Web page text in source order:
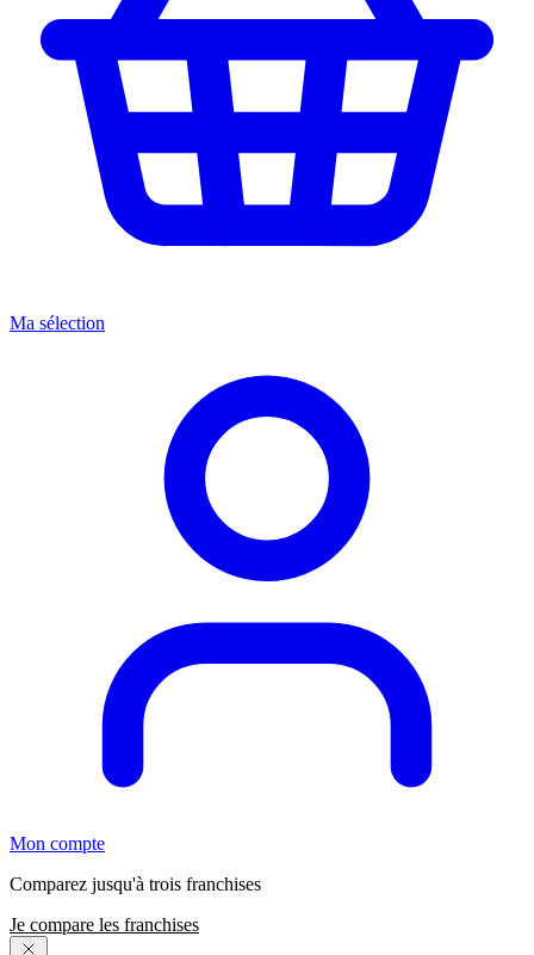
Ma sélection
Mon compte
Comparez jusqu'à trois franchises
Je compare les franchises